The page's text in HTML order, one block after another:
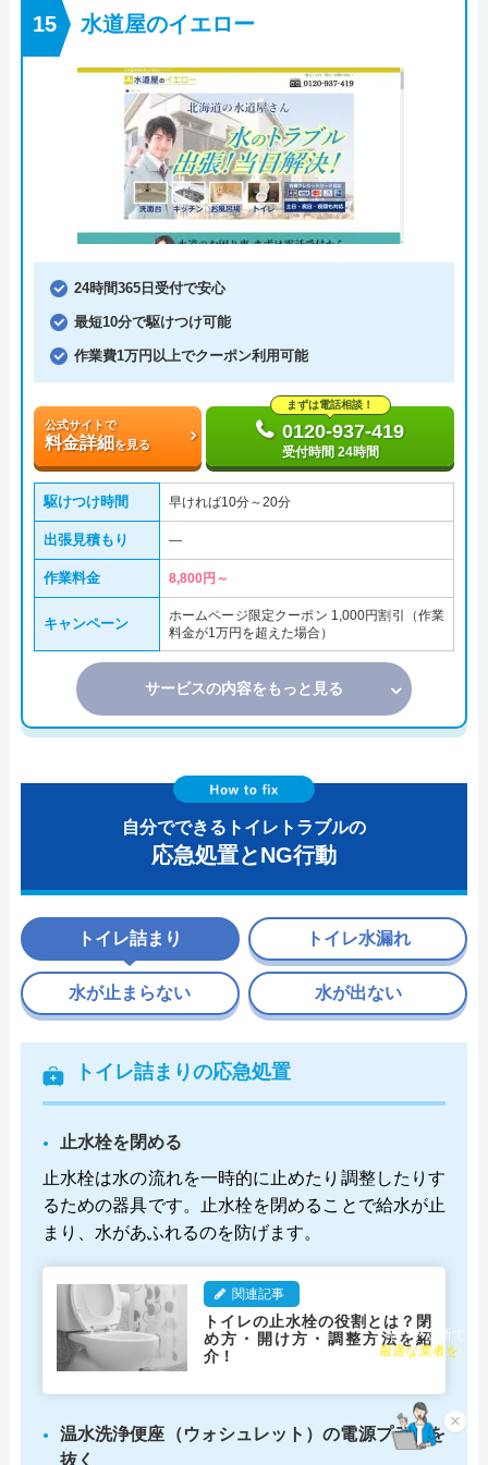
水道屋のイエロー
24時間365日受付で安心
最短10分で駆けつけ可能
作業費1万円以上でクーポン利用可能
公式サイトで
料金詳細 を見る
まずは電話相談！
0120-937-419
受付時間 24時間
駆けつけ時間 早ければ10分～20分
出張見積もり ―
作業料金 8,800円～
キャンペーン
ホームページ限定クーポン 1,000円割引（作業
料金が1万円を超えた場合）
サービスの内容をもっと見る
自分でできるトイレトラブルの
応急処置とNG行動
トイレ詰まり
トイレ詰まりの応急処置
止水栓を閉める
止水栓は水の流れを一時的に止めたり調整したりす
るための器具です。止水栓を閉めることで給水が止
まり、水があふれるのを防げます。
関連記事
トイレの止水栓の役割とは？閉
め方・開け方・調整方法を紹
介！
温水洗浄便座（ウォシュレット）の電源プラグを
抜く
トイレ水漏れ
水が止まらない 水が出ない
×
チャット診断で
最適な業者を